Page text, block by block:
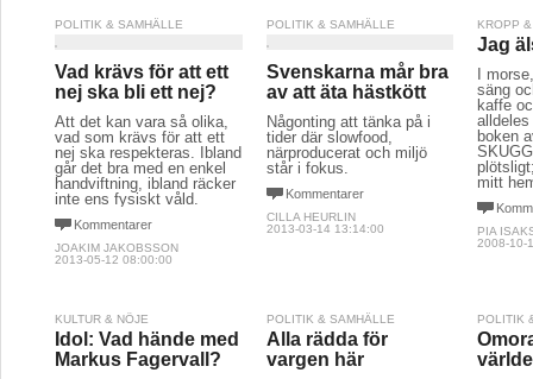
POLITIK & SAMHÄLLE
Vad krävs för att ett
nej ska bli ett nej?
Att det kan vara så olika,
vad som krävs för att ett
nej ska respekteras. Ibland
går det bra med en enkel
handviftning, ibland räcker
inte ens fysiskt våld.
Kommentarer
JOAKIM JAKOBSSON
2013-05-12 08:00:00
POLITIK & SAMHÄLLE
Svenskarna mår bra
av att äta hästkött
Någonting att tänka på i
tider där slowfood,
närproducerat och miljö
står i fokus.
Kommentarer
CILLA HEURLIN
2013-03-14 13:14:00
KROPP
Jag
I
säng
kaffe
boken
mitt
PIA
2008-10-
KULTUR & NÖJE
Idol: Vad hände med
Markus Fagervall?
POLITIK & SAMHÄLLE
Alla rädda för
vargen här
POLITIK